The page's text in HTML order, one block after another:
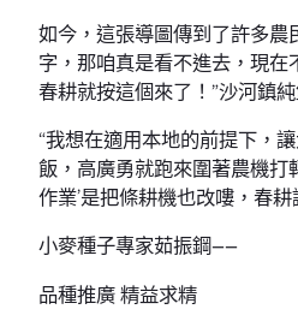
如今，這張導圖傳到了許多農
字，那咱真是看不進去，現在
春耕就按這個來了！”沙河鎮
“我想在適用本地的前提下，
飯，高廣勇就跑來圍著農機打
作業’是把條耕機也改嘍，春
小麥種子專家茹振鋼——
品種推廣 精益求精